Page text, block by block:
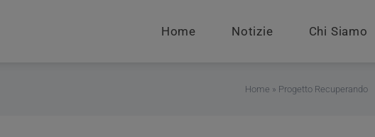
Home Notizie Chi Siamo
Home » Progetto Recuperando